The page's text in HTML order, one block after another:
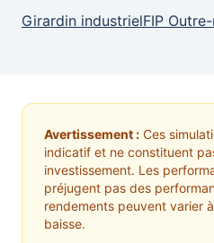
Girardin industrielFIP
Avertissement : Ces
indicatif et ne constituent
investissement. Les
préjugent pas des
rendements peuvent varier
baisse.